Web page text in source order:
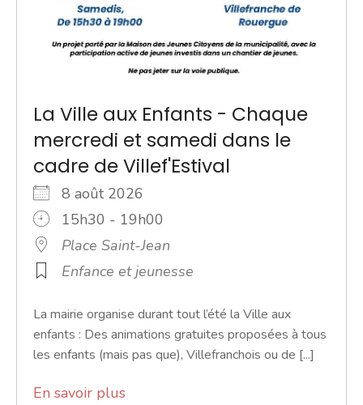
La Ville aux Enfants - Chaque
mercredi et samedi dans le
cadre de Villef'Estival
8 août 2026
15h30 - 19h00
Place Saint-Jean
Enfance et jeunesse
La mairie organise durant tout l’été la Ville aux
enfants : Des animations gratuites proposées à tous
les enfants (mais pas que), Villefranchois ou de [...]
En savoir plus